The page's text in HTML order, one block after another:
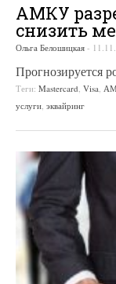
АМКУ
снизить
Ольга Белошицкая -
Прогнозируется
Теги: Mastercard Visa
услуги эквайринг